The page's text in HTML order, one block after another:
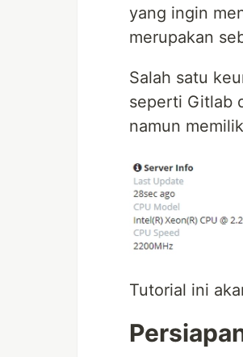
yang ingin
merupakan
Salah satu
seperti Gitlab
namun
Tutorial ini